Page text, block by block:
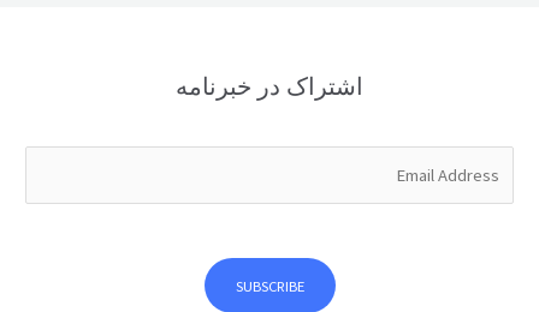
اشتراک در خبرنامه
SUBSCRIBE